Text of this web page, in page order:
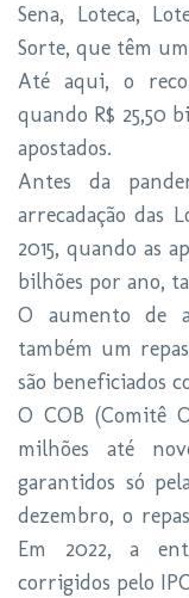
Sena, Loteca,
Sorte, que têm
Até aqui, o
quando R$ 25,50
apostados.
Antes da
arrecadação das
2015, quando as
bilhões por ano,
O aumento de
também um
são beneficiados
O COB (Comitê
milhões até
garantidos só
dezembro, o
Em 2022, a
corrigidos pelo